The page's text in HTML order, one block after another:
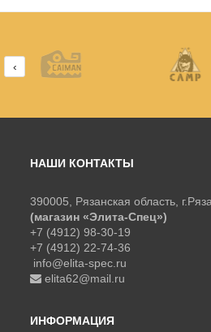
‹
НАШИ КОНТАКТЫ
390005, Рязанская область,
(магазин «Элита-Спец»)
+7 (4912) 98-30-19
+7 (4912) 22-74-36
info@elita-spec.ru
elita62@mail.ru
ИНФОРМАЦИЯ